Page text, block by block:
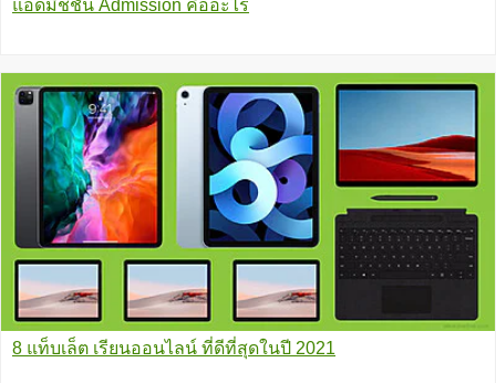
แอดมิชชั่น Admission คืออะไร
8 แท็บเล็ต เรียนออนไลน์ ที่ดีที่สุดในปี 2021